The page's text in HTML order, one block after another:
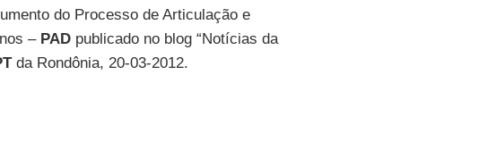
do Processo de Articulação e
– PAD publicado no blog “Notícias da
da Rondônia, 20-03-2012.